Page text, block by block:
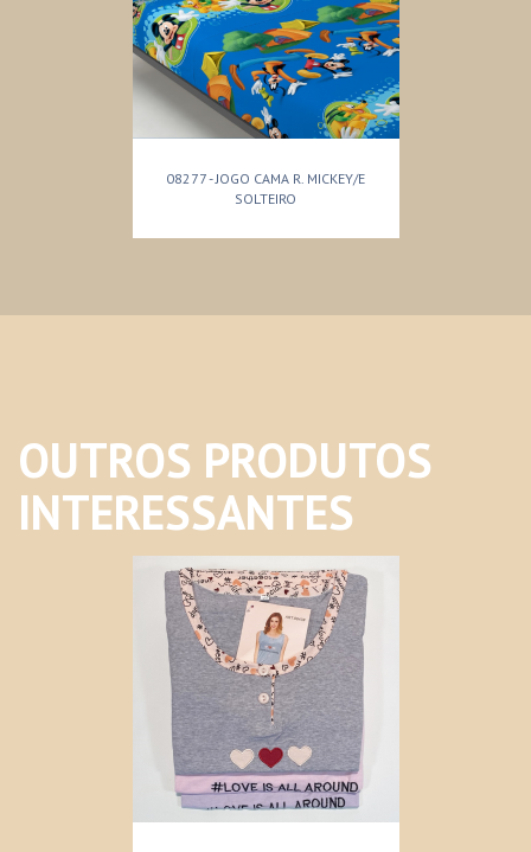
08277 - JOGO CAMA R. MICKEY/E
SOLTEIRO
OUTROS PRODUTOS
INTERESSANTES